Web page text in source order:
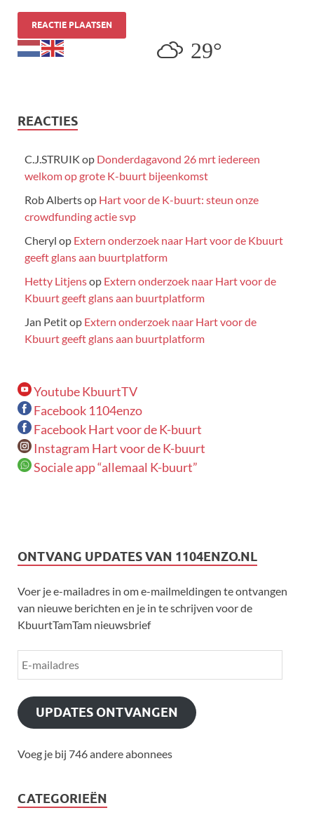
29°
REACTIES
C.J.STRUIK op Donderdagavond 26 mrt iedereen
welkom op grote K-buurt bijeenkomst
Rob Albertsop Hart voor de K-buurt: steun onze
crowdfunding actie svp
Cheryl op Extern onderzoek naar Hart voor de Kbuurt
geeft glans aan buurtplatform
Hetty Litjensop Extern onderzoek naar Hart voor de
Kbuurt geeft glans aan buurtplatform
Jan Petitop Extern onderzoek naar Hart voor de
Kbuurt geeft glans aan buurtplatform
Youtube KbuurtTV
Facebook 1104enzo
Facebook Hart voor de K-buurt
Instagram Hart voor de K-buurt
Sociale app “allemaal K-buurt”
ONTVANG UPDATES VAN 1104ENZO.NL
Voer je e-mailadres in om e-mailmeldingen te ontvangen
van nieuwe berichten en je in te schrijven voor de
KbuurtTamTam nieuwsbrief
UPDATES ONTVANGEN
Voeg je bij 746 andere abonnees
CATEGORIEËN